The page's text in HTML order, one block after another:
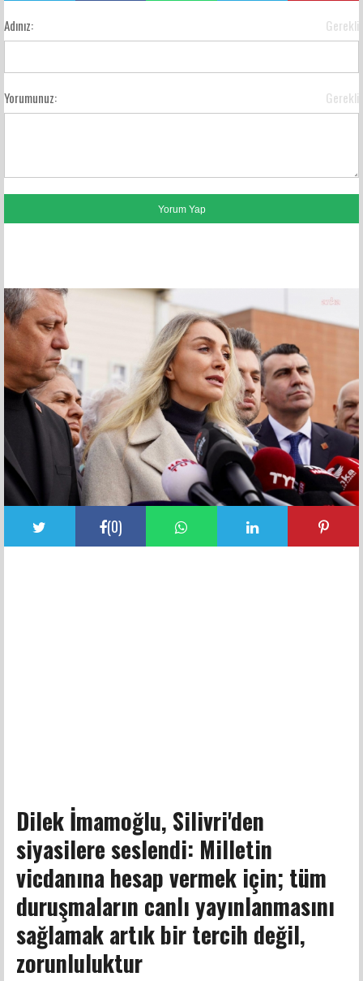
Adınız: Gerekli
Yorumunuz: Gerekli
(0)
Dilek İmamoğlu, Silivri'den
siyasilere seslendi: Milletin
vicdanına hesap vermek için; tüm
duruşmaların canlı yayınlanmasını
sağlamak artık bir tercih değil,
zorunluluktur